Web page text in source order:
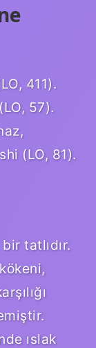
411).
57).
(LO, 81).
tatlıdır.
ıslak